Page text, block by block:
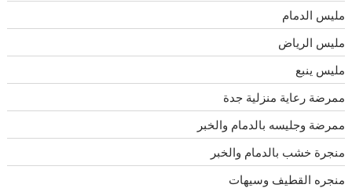
مليس الدمام
مليس الرياض
مليس ينبع
ممرضة رعاية منزلية جدة
ممرضة وجليسه بالدمام والخبر
منجرة خشب بالدمام والخبر
منجره القطيف وسيهات